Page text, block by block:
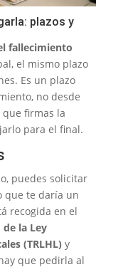
plazos y
fallecimiento
el mismo plazo
Es un plazo
no desde
firmas la
para el final.
puedes solicitar
que te daría un
recogida en el
la Ley
(TRLHL) y
que pedirla al